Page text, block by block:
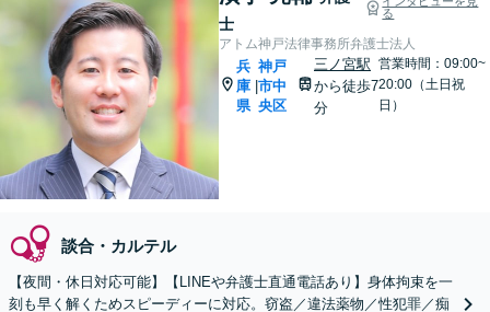
士
る
アトム神戸法律事務所弁護士法人
兵
庫
県
|
神戸
市中
央区
三ノ宮駅
から徒歩7
分
営業時間：09:00~
20:00（土日祝
日）
談合・カルテル
【夜間・休日対応可能】【LINEや弁護士直通電話あり】身体拘束を一
刻も早く解くためスピーディーに対応。窃盗／違法薬物／性犯罪／痴